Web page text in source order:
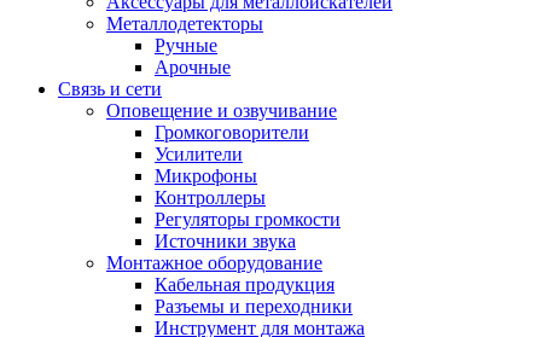
Металлодетекторы
Ручные
Арочные
Связь и сети
Оповещение и озвучивание
Громкоговорители
Усилители
Микрофоны
Контроллеры
Регуляторы громкости
Источники звука
Монтажное оборудование
Кабельная продукция
Разъемы и переходники
Инструмент для монтажа